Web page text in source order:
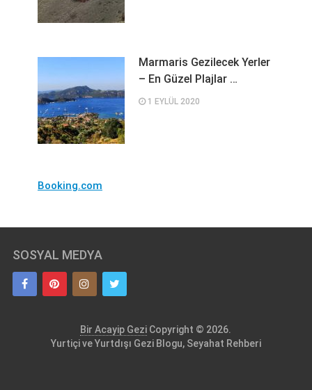
Marmaris Gezilecek Yerler
– En Güzel Plajlar …
1 EYLÜL 2020
Booking.com
SOSYAL MEDYA
Bir Acayip Gezi Copyright © 2026.
Yurtiçi ve Yurtdışı Gezi Blogu, Seyahat Rehberi